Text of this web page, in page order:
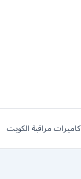
كاميرات مراقبة الكويت